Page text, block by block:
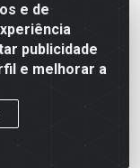
e de
publicidade
e melhorar a
- CNPJ:
1045 -
21020-124